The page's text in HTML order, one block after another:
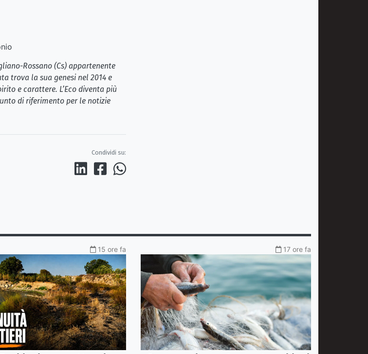
Rossano (Cs) appartenente
trova la sua genesi nel 2014 e
e carattere. L’Eco diventa più
di riferimento per le notizie
Condividi su:
15 ore fa 17 ore fa